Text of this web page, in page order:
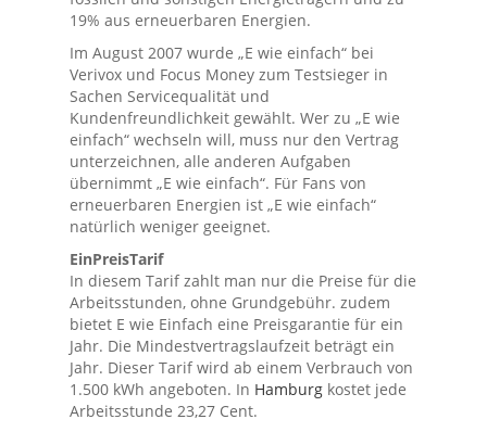
19% aus erneuerbaren Energien.
Im August 2007 wurde „E wie einfach“ bei
Verivox und Focus Money zum Testsieger in
Sachen Servicequalität und
Kundenfreundlichkeit gewählt. Wer zu „E wie
einfach“ wechseln will, muss nur den Vertrag
unterzeichnen, alle anderen Aufgaben
übernimmt „E wie einfach“. Für Fans von
erneuerbaren Energien ist „E wie einfach“
natürlich weniger geeignet.
EinPreisTarif
In diesem Tarif zahlt man nur die Preise für die
Arbeitsstunden, ohne Grundgebühr. zudem
bietet E wie Einfach eine Preisgarantie für ein
Jahr. Die Mindestvertragslaufzeit beträgt ein
Jahr. Dieser Tarif wird ab einem Verbrauch von
1.500 kWh angeboten. In Hamburg kostet jede
Arbeitsstunde 23,27 Cent.